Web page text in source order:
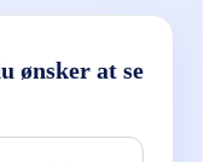
a
critical
of the
ønsker at se